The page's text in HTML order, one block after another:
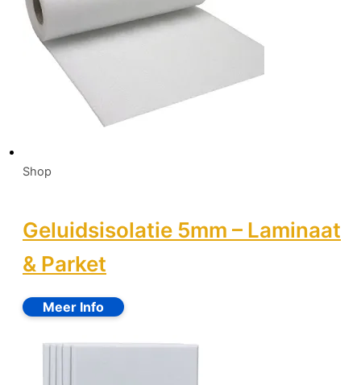
Shop
Geluidsisolatie 5mm – Laminaat
& Parket